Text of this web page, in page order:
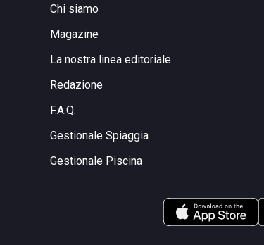
Chi siamo
Magazine
La nostra linea editoriale
Redazione
F.A.Q.
Gestionale Spiaggia
Gestionale Piscina